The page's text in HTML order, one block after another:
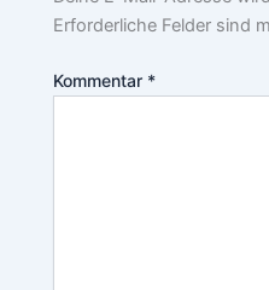
Erforderliche Felder sind
Kommentar *